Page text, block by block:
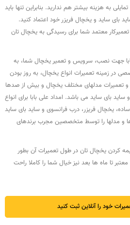
به هزینه بیشتر هم ندارید. بنابراین تنها باید
بای ساید و یخچال فریزر خود اعتماد کنید.
معتمد شما برای رسیدگی به یخچال تان
جهت نصب، سرویس و تعمیر یخچال شما، به
در زمینه تعمیرات انواع یخچال، به روز بودن
تعمیرات مدلهای مختلف یخچال و بیش از صدها
بای ساید می باشد. امداد علی بابا برای انواع
یخچال فریزر، درب فرانسوی و ساید بای ساید
و مدلها را توسط متخصصین مجرب برندهای
کردن یخچال تان در طول تعمیرات آن بطور
معتبر تا ماه ها بعد نیز خیال شما را کاملا راحت
خود را آنلاین ثبت کنید